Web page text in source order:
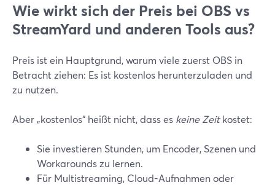
Wie wirkt sich der Preis bei OBS vs
StreamYard und anderen Tools aus?
Preis ist ein Hauptgrund, warum viele zuerst OBS in
Betracht ziehen: Es ist kostenlos herunterzuladen und
zu nutzen.
Aber „kostenlos“ heißt nicht, dass es keine Zeitkostet:
Sie investieren Stunden, um Encoder, Szenen und
Workarounds zu lernen.
Für Multistreaming, Cloud-Aufnahmen oder